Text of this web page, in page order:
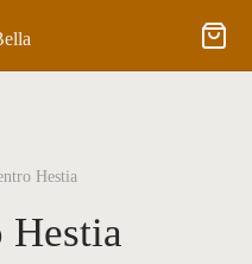
Hestia
Hestia